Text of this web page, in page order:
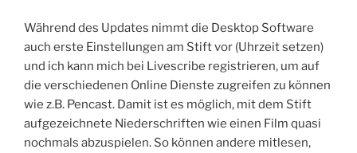
Während des Updates nimmt die Desktop Software
auch erste Einstellungen am Stift vor (Uhrzeit setzen)
und ich kann mich bei Livescribe registrieren, um auf
die verschiedenen Online Dienste zugreifen zu können
wie z.B. Pencast. Damit ist es möglich, mit dem Stift
aufgezeichnete Niederschriften wie einen Film quasi
nochmals abzuspielen. So können andere mitlesen,